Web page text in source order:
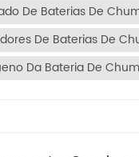
abrangente de
os
(PMEs). Rotas de
Vietnã) estão
De Baterias De
De Baterias De
Da Bateria De